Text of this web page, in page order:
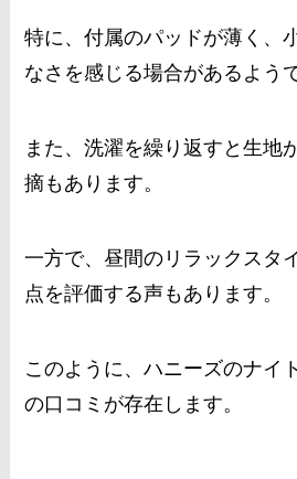
特に、付属のパッドが薄く、
なさを感じる場合があるよう
また、洗濯を繰り返すと生地
摘もあります。
一方で、昼間のリラックスタ
点を評価する声もあります。
このように、ハニーズのナイ
の口コミが存在します。